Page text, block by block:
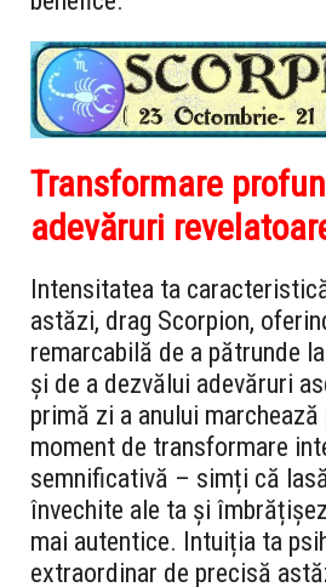
Transformare
adevăruri
Intensitatea ta
astăzi, drag Scorpion,
remarcabilă de a pătrunde
și de a dezvălui adevăruri
primă zi a anului
moment de transformare
semnificativă – simți că
învechite ale ta și
mai autentice. Intuiția ta
extraordinar de precisă